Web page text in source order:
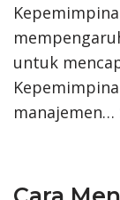
untuk
manajemen…